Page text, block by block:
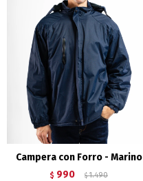
Campera con Forro - Marino
$ 990 $ 1.490